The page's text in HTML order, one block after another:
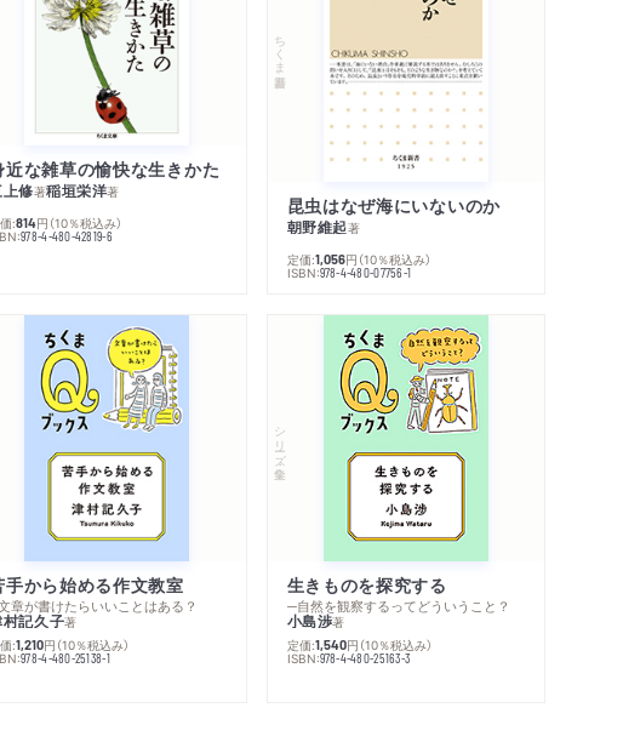
近な雑草の愉快な生きかた
修著稲垣栄洋著
:814円 （10％税込み）
978-4-480-42819-6
ちくま新書
昆虫はなぜ海にいないのか
朝野維起著
定価:1,056円 （10％税込み）
ISBN:978-4-480-07756-1
手から始める作文教室
章が書けたらいいことはある？
記久子著
:1,210円 （10％税込み）
978-4-480-25138-1
シリーズ・全集
生きものを探究する
─自然を観察するってどういうこと？
小島渉著
定価:1,540円 （10％税込み）
ISBN:978-4-480-25163-3